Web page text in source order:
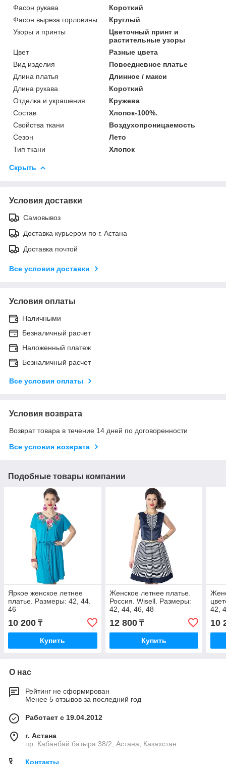
Фасон рукава
Короткий
Фасон выреза горловины
Круглый
Узоры и принты
Цветочный принт и
растительные узоры
Цвет
Разные цвета
Вид изделия
Повседневное платье
Длина платья
Длинное / макси
Длина рукава
Короткий
Отделка и украшения
Кружева
Состав
Хлопок-100%.
Свойства ткани
Воздухопроницаемость
Сезон
Лето
Тип ткани
Хлопок
Скрыть
Условия доставки
Самовывоз
Доставка курьером по г. Астана
Доставка почтой
Все условия доставки
Условия оплаты
Наличными
Безналичный расчет
Наложенный платеж
Безналичный расчет
Все условия оплаты
Условия возврата
Возврат товара в течение 14 дней по договоренности
Все условия возврата
Подобные товары компании
Яркое женское летнее
платье. Размеры: 42, 44.
46
10 200 ₸
Купить
Женское летнее платье.
Россия. Wisell. Размеры:
42, 44, 46, 48
12 800₸
Купить
42,
10
О нас
Рейтинг не сформирован
Менее 5 отзывов за последний год
Работает с 19.04.2012
г. Астана
пр. Кабанбай батыра 38/2, Астана, Казахстан
Контакты